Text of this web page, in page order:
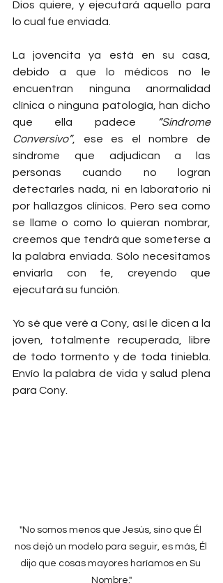
Dios quiere, y ejecutará aquello para
lo cual fue enviada.
La jovencita ya está en su casa,
debido a que lo médicos no le
encuentran ninguna anormalidad
clínica o ninguna patología, han dicho
que ella padece
“Síndrome
Conversivo”, ese es el nombre de
síndrome que adjudican a las
personas cuando no logran
detectarles nada, ni en laboratorio ni
por hallazgos clínicos. Pero sea como
se llame o como lo quieran nombrar,
creemos que tendrá que someterse a
la palabra enviada. Sólo necesitamos
enviarla con fe, creyendo que
ejecutará su función.
Yo sé que veré a Cony, así le dicen a la
joven, totalmente recuperada, libre
de todo tormento y de toda tiniebla.
Envío la palabra de vida y salud plena
para Cony.
"No somos menos que Jesús, sino que Él
nos dejó un modelo para seguir, es más, Él
dijo que cosas mayores haríamos en Su
Nombre."